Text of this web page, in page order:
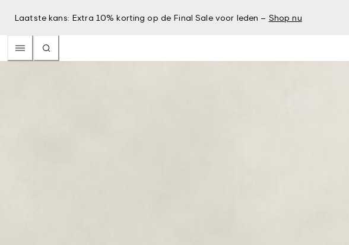
Laatste kans: Extra 10% korting op de Final Sale voor leden – Shop nu